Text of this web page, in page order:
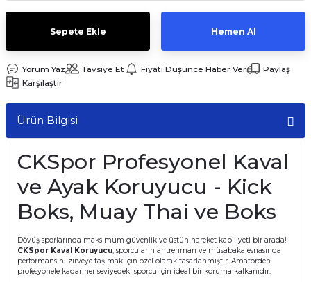
Sepete Ekle Hemen Al
Yorum Yaz Tavsiye Et Fiyatı Düşünce Haber Ver
Paylaş
Karşılaştır
Ürün Bilgisi
CKSpor Profesyonel Kaval
ve Ayak Koruyucu - Kick
Boks, Muay Thai ve Boks
Dövüş sporlarında maksimum güvenlik ve üstün hareket kabiliyeti bir arada!
CKSpor Kaval Koruyucu, sporcuların antrenman ve müsabaka esnasında
performansını zirveye taşımak için özel olarak tasarlanmıştır. Amatörden
profesyonele kadar her seviyedeki sporcu için ideal bir koruma kalkanıdır.